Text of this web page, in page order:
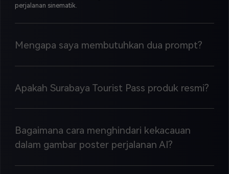
perjalanan sinematik.
Mengapa saya membutuhkan dua prompt?
Apakah Surabaya Tourist Pass produk resmi?
Bagaimana cara menghindari kekacauan
dalam gambar poster perjalanan AI?